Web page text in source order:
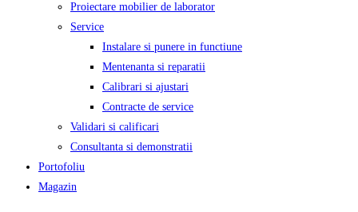
Proiectare mobilier de laborator
Service
Instalare si punere in functiune
Mentenanta si reparatii
Calibrari si ajustari
Contracte de service
Validari si calificari
Consultanta si demonstratii
Portofoliu
Magazin